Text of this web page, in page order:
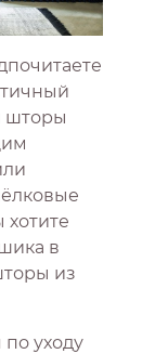
шторы
в
из
уходу